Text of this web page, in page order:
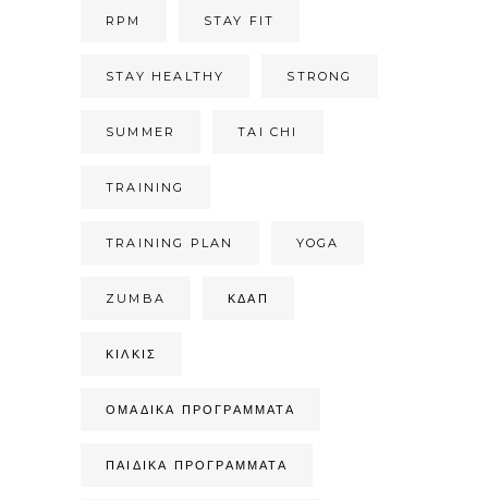
RPM STAY FIT
STAY HEALTHY STRONG
SUMMER TAI CHI
TRAINING
TRAINING PLAN YOGA
ZUMBA ΚΔΑΠ
ΚΙΛΚΊΣ
ΟΜΑΔΙΚΆ ΠΡΟΓΡΆΜΜΑΤΑ
ΠΑΙΔΙΚΆ ΠΡΟΓΡΆΜΜΑΤΑ